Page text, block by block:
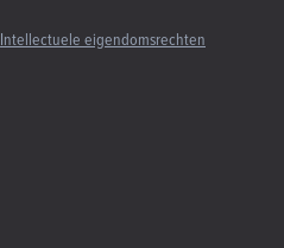
Intellectuele eigendomsrechten